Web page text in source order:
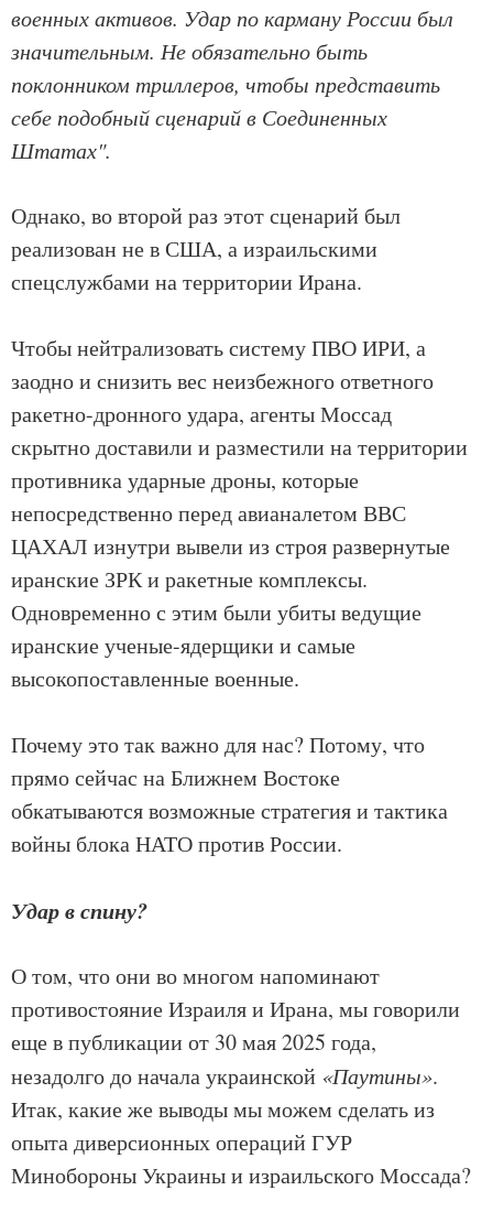
военных активов. Удар по карману России был
значительным. Не обязательно быть
поклонником триллеров, чтобы представить
себе подобный сценарий в Соединенных
Штатах".
Однако, во второй раз этот сценарий был
реализован не в США, а израильскими
спецслужбами на территории Ирана.
Чтобы нейтрализовать систему ПВО ИРИ, а
заодно и снизить вес неизбежного ответного
ракетно-дронного удара, агенты Моссад
скрытно доставили и разместили на территории
противника ударные дроны, которые
непосредственно перед авианалетом ВВС
ЦАХАЛ изнутри вывели из строя развернутые
иранские ЗРК и ракетные комплексы.
Одновременно с этим были убиты ведущие
иранские ученые-ядерщики и самые
высокопоставленные военные.
Почему это так важно для нас? Потому, что
прямо сейчас на Ближнем Востоке
обкатываются возможные стратегия и тактика
войны блока НАТО против России.
Удар в спину?
О том, что они во многом напоминают
противостояние Израиля и Ирана, мы говорили
еще в публикации от 30 мая 2025 года,
незадолго до начала украинской «Паутины».
Итак, какие же выводы мы можем сделать из
опыта диверсионных операций ГУР
Минобороны Украины и израильского Моссада?